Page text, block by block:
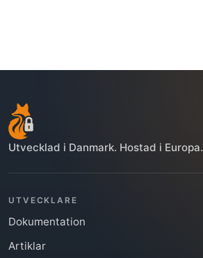
Utvecklad i Danmark. Hostad i Europa.
UTVECKLARE
Dokumentation
Artiklar